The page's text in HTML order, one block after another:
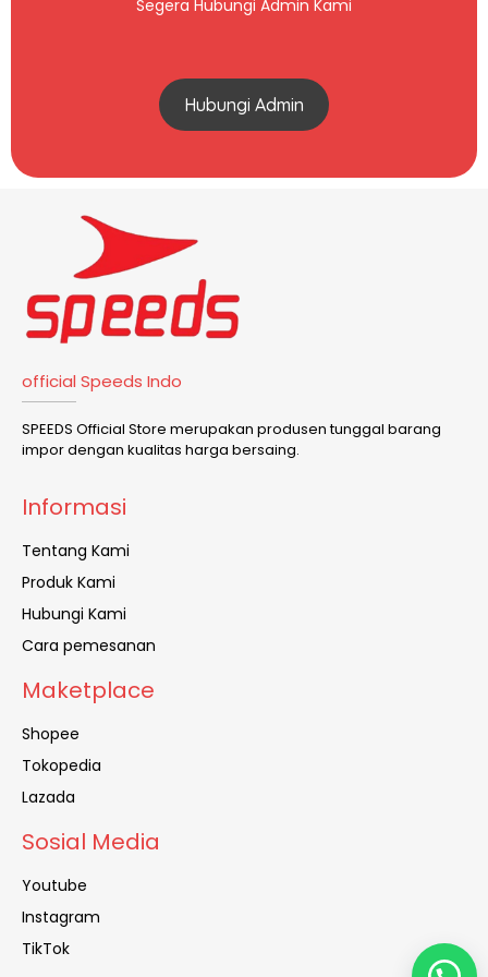
Segera Hubungi Admin Kami
Hubungi Admin
official Speeds Indo
SPEEDS Official Store merupakan produsen tunggal barang
impor dengan kualitas harga bersaing.
Informasi
Tentang Kami
Produk Kami
Hubungi Kami
Cara pemesanan
Maketplace
Shopee
Tokopedia
Lazada
Sosial Media
Youtube
Instagram
TikTok